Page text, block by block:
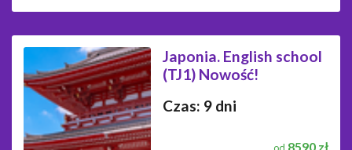
Japonia. English school
(TJ1) Nowość!
Czas: 9 dni
8590 zł